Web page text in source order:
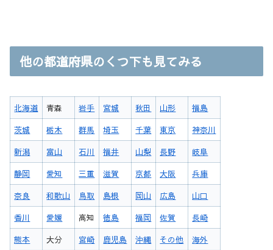
他の都道府県のくつ下も見てみる
北海道 青森 岩手 宮城 秋田 山形 福島
茨城 栃木 群馬 埼玉 千葉 東京 神奈川
新潟 富山 石川 福井 山梨 長野 岐阜
静岡 愛知 三重 滋賀 京都 大阪 兵庫
奈良 和歌山 鳥取 島根 岡山 広島 山口
香川 愛媛 高知 徳島 福岡 佐賀 長崎
熊本 大分 宮崎 鹿児島 沖縄 その他 海外